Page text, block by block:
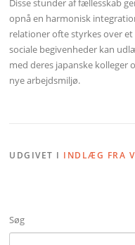
Disse stunder af fællesskab
opnå en harmonisk
relationer ofte styrkes over
sociale begivenheder kan
med deres japanske kolleger
nye arbejdsmiljø.
UDGIVET I INDLÆG FRA
Søg